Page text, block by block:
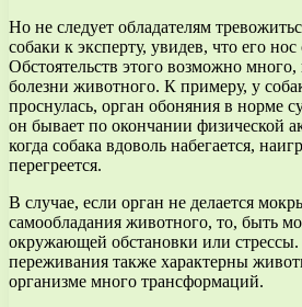
Но не следует обладателям
собаки к эксперту, увидев, что его
Обстоятельств этого возможно много,
болезни животного. К примеру, у
проснулась, орган обоняния в норме
он бывает по окончании физической
когда собака вдоволь набегается,
перегреется.
В случае, если орган не делается
самообладания животного, то, быть
окружающей обстановки или
переживания также характерны
организме много трансформаций.